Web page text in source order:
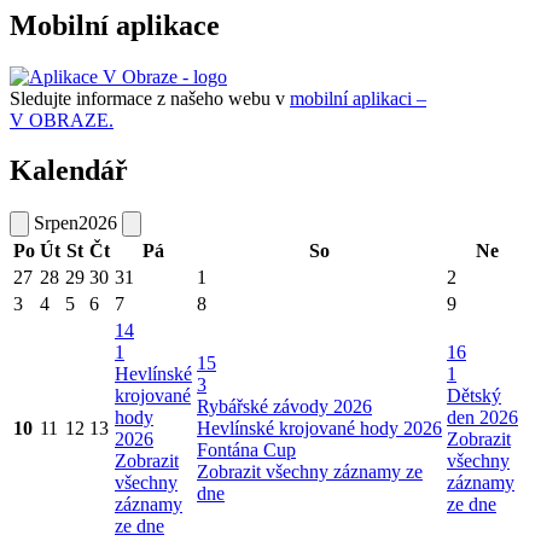
Mobilní aplikace
Sledujte informace z našeho webu v mobilní aplikaci –
V OBRAZE.
Kalendář
Srpen2026
Po Út St Čt Pá So
Ne
27 28 29 30 31 1
2
3
4 5 6 7 8 9
10 11 12 13
14
1
Hevlínské
krojované
hody
2026
Zobrazit
všechny
záznamy
ze dne
15
3
Rybářské závody 2026
Hevlínské krojované hody 2026
Fontána Cup
Zobrazit všechny záznamy ze
dne
16
1
Dětský
den 2026
Zobrazit
všechny
záznamy
ze dne